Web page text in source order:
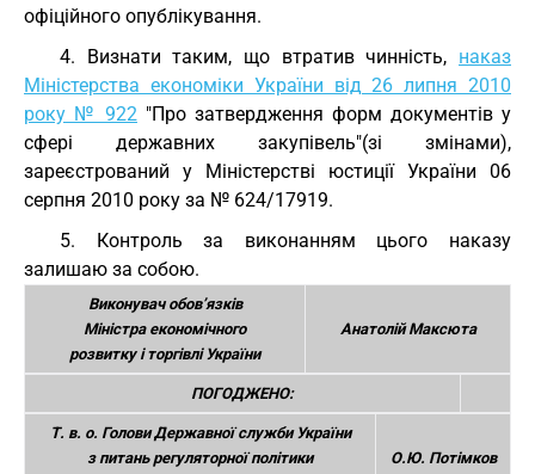
офіційного опублікування.
4. Визнати таким, що втратив чинність, наказ
Міністерства економіки України від 26 липня 2010
року № 922 "Про затвердження форм документів у
сфері державних закупівель"(зі змінами),
зареєстрований у Міністерстві юстиції України 06
серпня 2010 року за № 624/17919.
5. Контроль за виконанням цього наказу
залишаю за собою.
Виконувач обов’язків
Міністра економічного
розвитку і торгівлі України
Анатолій Максюта
ПОГОДЖЕНО:
Т. в. о. Голови Державної служби України
з питань регуляторної політики
О.Ю. Потімков